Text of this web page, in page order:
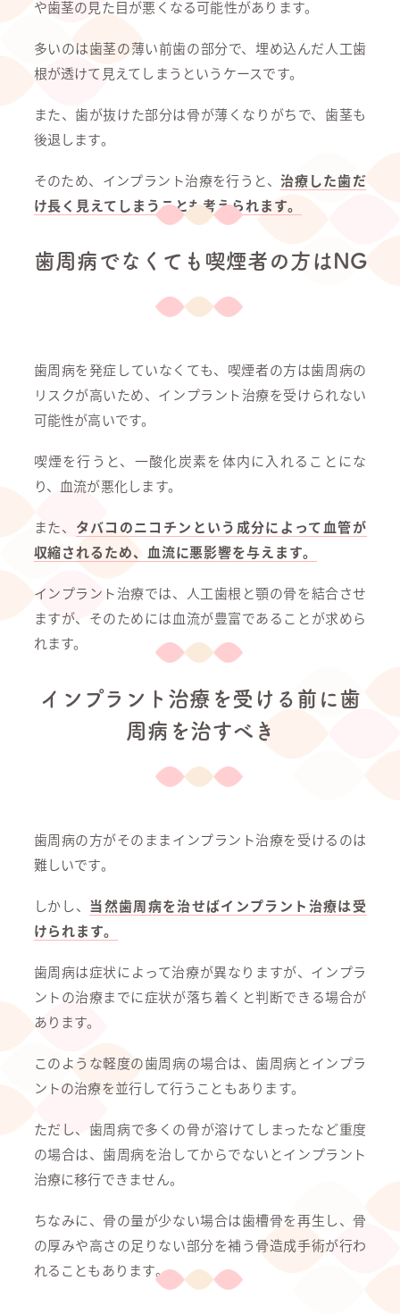
や歯茎の見た目が悪くなる可能性があります。
多いのは歯茎の薄い前歯の部分で、埋め込んだ人工歯
根が透けて見えてしまうというケースです。
また、歯が抜けた部分は骨が薄くなりがちで、歯茎も
後退します。
そのため、インプラント治療を行うと、治療した歯だ
け長く見えてしまうことも考えられます。
歯周病でなくても喫煙者の方はNG
歯周病を発症していなくても、喫煙者の方は歯周病の
リスクが高いため、インプラント治療を受けられない
可能性が高いです。
喫煙を行うと、一酸化炭素を体内に入れることにな
り、血流が悪化します。
また、 タバコのニコチンという成分によって血管が
収縮されるため、血流に悪影響を与えます。
インプラント治療では、人工歯根と顎の骨を結合させ
ますが、そのためには血流が豊富であることが求めら
れます。
インプラント治療を受ける前に歯
周病を治すべき
歯周病の方がそのままインプラント治療を受けるのは
難しいです。
しかし、 当然歯周病を治せばインプラント治療は受
けられます。
歯周病は症状によって治療が異なりますが、インプラ
ントの治療までに症状が落ち着くと判断できる場合が
あります。
このような軽度の歯周病の場合は、歯周病とインプラ
ントの治療を並行して行うこともあります。
ただし、歯周病で多くの骨が溶けてしまったなど重度
の場合は、歯周病を治してからでないとインプラント
治療に移行できません。
ちなみに、骨の量が少ない場合は歯槽骨を再生し、骨
の厚みや高さの足りない部分を補う骨造成手術が行わ
れることもあります。